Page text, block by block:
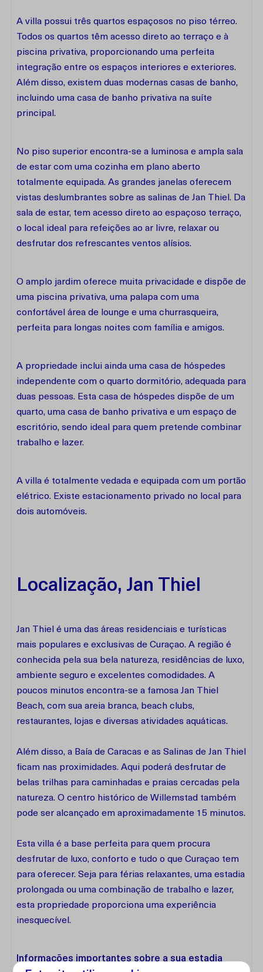
A villa possui três quartos espaçosos no piso térreo.
Todos os quartos têm acesso direto ao terraço e à
piscina privativa, proporcionando uma perfeita
integração entre os espaços interiores e exteriores.
Além disso, existem duas modernas casas de banho,
incluindo uma casa de banho privativa na suíte
principal.
No piso superior encontra-se a luminosa e ampla sala
de estar com uma cozinha em plano aberto
totalmente equipada. As grandes janelas oferecem
vistas deslumbrantes sobre as salinas de Jan Thiel. Da
sala de estar, tem acesso direto ao espaçoso terraço,
o local ideal para refeições ao ar livre, relaxar ou
desfrutar dos refrescantes ventos alísios.
O amplo jardim oferece muita privacidade e dispõe de
uma piscina privativa, uma palapa com uma
confortável área de lounge e uma churrasqueira,
perfeita para longas noites com família e amigos.
A propriedade inclui ainda uma casa de hóspedes
independente com o quarto dormitório, adequada para
duas pessoas. Esta casa de hóspedes dispõe de um
quarto, uma casa de banho privativa e um espaço de
escritório, sendo ideal para quem pretende combinar
trabalho e lazer.
A villa é totalmente vedada e equipada com um portão
elétrico. Existe estacionamento privado no local para
dois automóveis.
Localização, Jan Thiel
Jan Thiel é uma das áreas residenciais e turísticas
mais populares e exclusivas de Curaçao. A região é
conhecida pela sua bela natureza, residências de luxo,
ambiente seguro e excelentes comodidades. A
poucos minutos encontra-se a famosa Jan Thiel
Beach, com sua areia branca, beach clubs,
restaurantes, lojas e diversas atividades aquáticas.
Além disso, a Baía de Caracas e as Salinas de Jan Thiel
ficam nas proximidades. Aqui poderá desfrutar de
belas trilhas para caminhadas e praias cercadas pela
natureza. O centro histórico de Willemstad também
pode ser alcançado em aproximadamente 15 minutos.
Esta villa é a base perfeita para quem procura
desfrutar de luxo, conforto e tudo o que Curaçao tem
para oferecer. Seja para férias relaxantes, uma estadia
prolongada ou uma combinação de trabalho e lazer,
esta propriedade proporciona uma experiência
inesquecível.
Informações importantes sobre a sua estadia